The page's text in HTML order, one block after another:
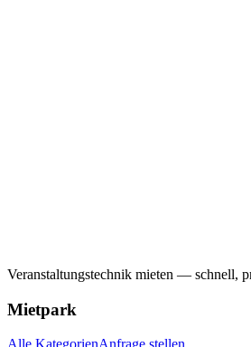
Veranstaltungstechnik mieten — schnell,
Mietpark